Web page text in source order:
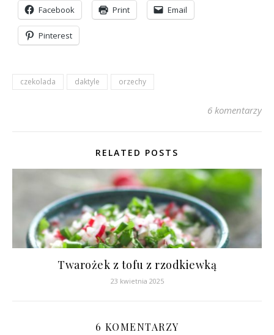
Facebook Print Email
Pinterest
czekolada daktyle orzechy
6 komentarzy
RELATED POSTS
Twarożek z tofu z rzodkiewką
23 kwietnia 2025
6 KOMENTARZY